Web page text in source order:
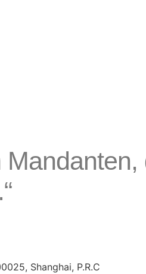
Shanghai, P.R.C